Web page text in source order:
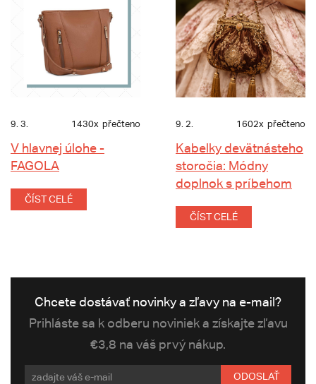
9. 3. 1430x přečteno
V hlavnej úlohe -
FAGOLA
ČÍST CELÉ
9. 2. 1602x přečteno
Kabelky devätnásteho
storočia: Módny
doplnok s príbehom
ČÍST CELÉ
Chcete dostávať novinky a zľavy na e-mail?
Prihláste sa k odberu noviniek a získajte zľavu
€3,8 na váš prvý nákup.
ODOSLAŤ